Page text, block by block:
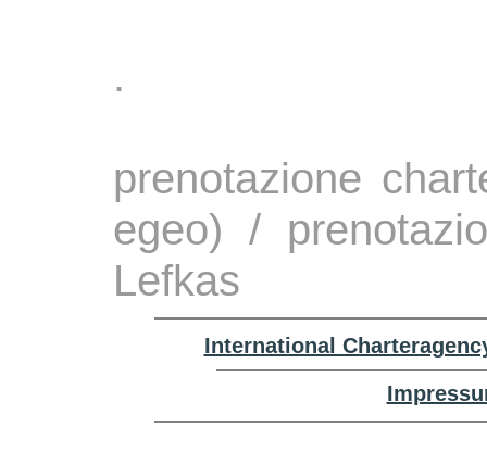
.
prenotazione
egeo) /
Lefkas
International